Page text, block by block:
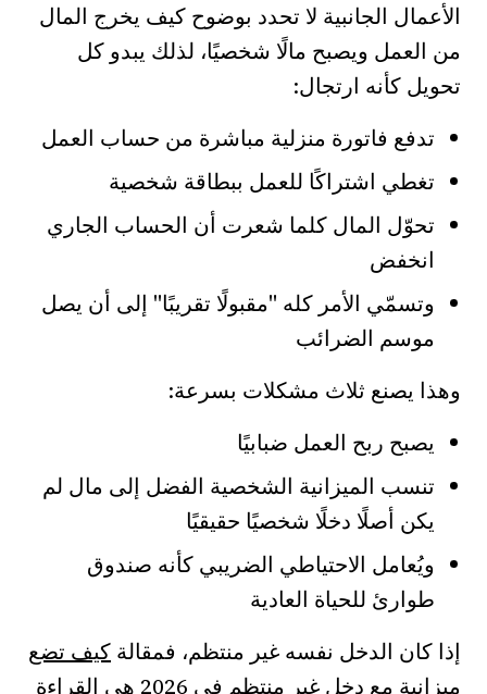
الأعمال الجانبية لا تحدد بوضوح كيف يخرج المال
من العمل ويصبح مالًا شخصيًا، لذلك يبدو كل
تحويل كأنه ارتجال:
تدفع فاتورة منزلية مباشرة من حساب العمل
تغطي اشتراكًا للعمل ببطاقة شخصية
تحوّل المال كلما شعرت أن الحساب الجاري
انخفض
وتسمّي الأمر كله "مقبولًا تقريبًا" إلى أن يصل
موسم الضرائب
وهذا يصنع ثلاث مشكلات بسرعة:
يصبح ربح العمل ضبابيًا
تنسب الميزانية الشخصية الفضل إلى مال لم
يكن أصلًا دخلًا شخصيًا حقيقيًا
ويُعامل الاحتياطي الضريبي كأنه صندوق
طوارئ للحياة العادية
إذا كان الدخل نفسه غير منتظم، فمقالة كيف تضع
ميزانية مع دخل غير منتظم في 2026
هي القراءة